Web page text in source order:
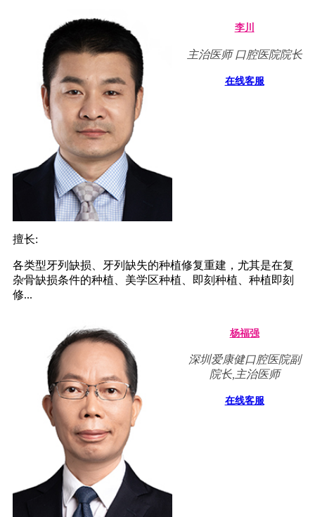
李川
主治医师 口腔医院院长
在线客服
擅长:
各类型牙列缺损、牙列缺失的种植修复重建，尤其是在复
杂骨缺损条件的种植、美学区种植、即刻种植、种植即刻
修...
杨福强
深圳爱康健口腔医院副
院长,主治医师
在线客服